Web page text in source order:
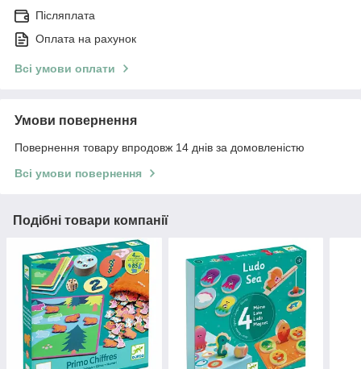
Післяплата
Оплата на рахунок
Всі умови оплати
Умови повернення
Повернення товару впродовж 14 днів за домовленістю
Всі умови повернення
Подібні товари компанії